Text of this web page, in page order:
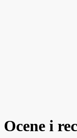
Ocene i